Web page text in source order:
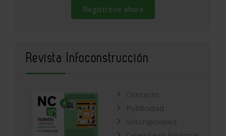
Regístrese ahora
Revista Infoconstrucción
Contacto
Publicidad
Suscripciones